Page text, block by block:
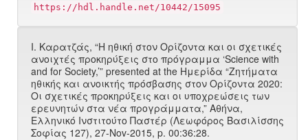
https://hdl.handle.net/10442/15095
Ι. Καρατζάς, “Η ηθική στον Ορίζοντα και οι σχετικές
ανοιχτές προκηρύξεις στο πρόγραμμα ‘Science with
and for Society,’” presented at the Ημερίδα “Ζητήματα
ηθικής και ανοικτής πρόσβασης στον Ορίζοντα 2020:
Οι σχετικές προκηρύξεις και οι υποχρεώσεις των
ερευνητών στα νέα προγράμματα,” Αθήνα,
Ελληνικό Ινστιτούτο Παστέρ (Λεωφόρος Βασιλίσσης
Σοφίας 127), 27-Nov-2015, p. 00:36:28.